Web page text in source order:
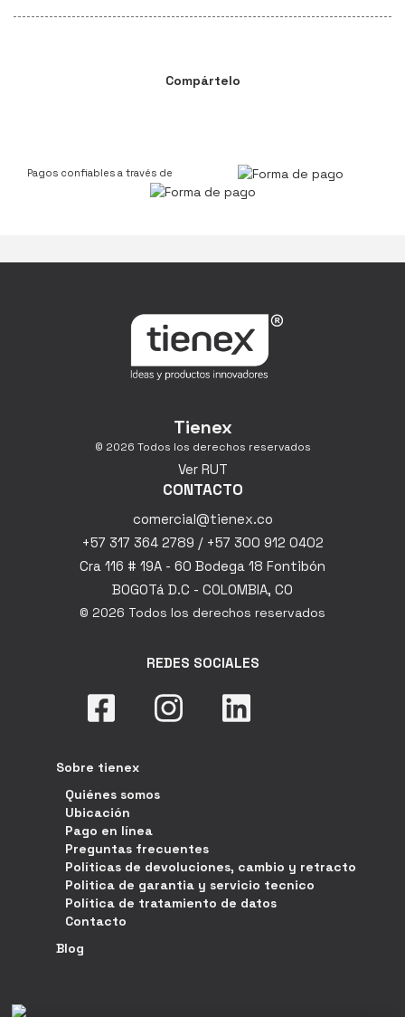
Compártelo
Pagos confiables a través de
Tienex
© 2026 Todos los derechos reservados
Ver RUT
CONTACTO
comercial@tienex.co
+57 317 364 2789 / +57 300 912 0402
Cra 116 # 19A - 60 Bodega 18 Fontibón
BOGOTá D.C - COLOMBIA, CO
© 2026 Todos los derechos reservados
REDES SOCIALES
Sobre tienex
Quiénes somos
Ubicación
Pago en línea
Preguntas frecuentes
Políticas de devoluciones, cambio y retracto
Politica de garantia y servicio tecnico
Política de tratamiento de datos
Contacto
Blog